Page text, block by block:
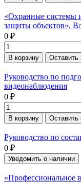
«Охранные системы
защиты объектов»,
0 ₽
В корзину Оставить
Руководство по
видеонаблюдения
0 ₽
В корзину Оставить
Руководство по
0 ₽
Уведомить о наличии
«Профессиональное